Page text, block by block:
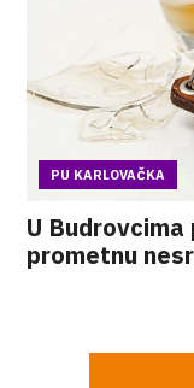
PU KARLOVAČKA
U
prometnu